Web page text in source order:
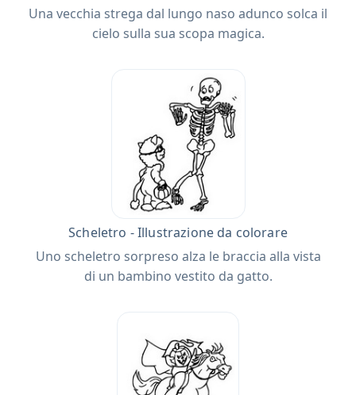
Una vecchia strega dal lungo naso adunco solca il
cielo sulla sua scopa magica.
Scheletro - Illustrazione da colorare
Uno scheletro sorpreso alza le braccia alla vista
di un bambino vestito da gatto.